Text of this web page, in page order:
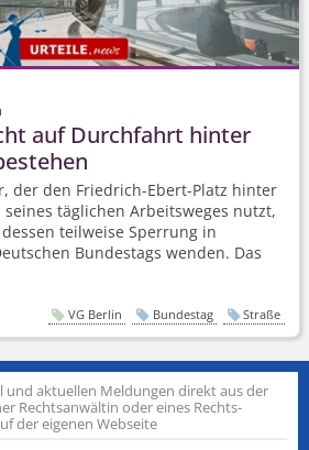
auf Durchfahrt hinter
der den Friedrich-Ebert-Platz hinter
seines täglichen Arbeitsweges nutzt,
teilweise Sperrung in
Bundestags wenden. Das
VG Berlin Bundestag Straße
und aktuellen Meldungen direkt aus der
Rechts­anwältin oder eines Rechts­
der eigenen Webseite